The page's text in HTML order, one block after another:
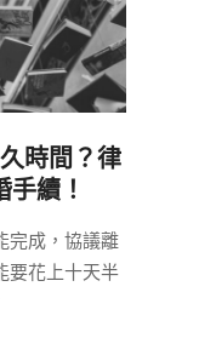
時間？律
續！
完成，協議離
要花上十天半